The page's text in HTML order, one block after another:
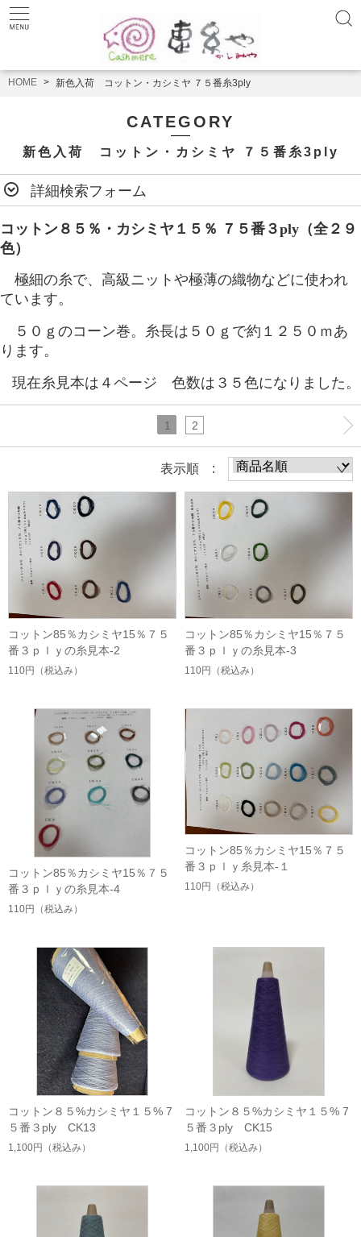
HOME 新色入荷 コットン・カシミヤ ７５番糸3ply
CATEGORY
新色入荷 コットン・カシミヤ ７５番糸3ply
詳細検索フォーム
コットン８５％・カシミヤ１５％ ７５番３ply（全２９
色）
極細の糸で、高級ニットや極薄の織物などに使われ
ています。
５０ｇのコーン巻。糸長は５０ｇで約１２５０ｍあ
ります。
現在糸見本は４ページ 色数は３５色になりました。
1 2
表示順 :
コットン85％カシミヤ15％７５
番３ｐｌｙの糸見本-2
110円 （税込み）
コットン85％カシミヤ15％７５
番３ｐｌｙの糸見本-3
110円 （税込み）
コットン85％カシミヤ15％７５
番３ｐｌｙの糸見本-4
110円 （税込み）
コットン85％カシミヤ15％７５
番３ｐｌｙ糸見本-１
110円 （税込み）
コットン８５%カシミヤ１５% 7
５番３ply CK13
1,100円 （税込み）
コットン８５%カシミヤ１５% 7
５番３ply CK15
1,100円 （税込み）